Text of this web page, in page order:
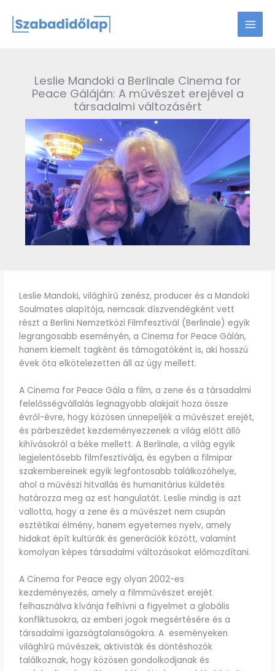
content
Leslie Mandoki a Berlinale Cinema for
Peace Gáláján: A művészet erejével a
társadalmi változásért
Leslie Mandoki, világhírű zenész, producer és a Mandoki
Soulmates alapítója, nemcsak díszvendégként vett
részt a Berlini Nemzetközi Filmfesztivál (Berlinale) egyik
legrangosabb eseményén, a Cinema for Peace Gálán,
hanem kiemelt tagként és támogatóként is, aki hosszú
évek óta elkötelezetten áll az ügy mellett.
A Cinema for Peace Gála a film, a zene és a társadalmi
felelősségvállalás legnagyobb alakjait hoza össze
évről-évre, hogy közösen ünnepeljék a művészet erejét,
és párbeszédet kezdeményezzenek a világ előtt álló
kihívásokról a béke mellett. A Berlinale, a világ egyik
legjelentősebb filmfesztiválja, és egyben a filmipar
szakembereinek egyik legfontosabb találkozóhelye,
ahol a művészi hitvallás és humanitárius küldetés
határozza meg az est hangulatát. Leslie mindig is azt
vallotta, hogy a zene és a művészet nem csupán
esztétikai élmény, hanem egyetemes nyelv, amely
hidakat épít kultúrák és generációk között, valamint
komolyan képes társadalmi változásokat előmozdítani.
A Cinema for Peace egy olyan 2002-es
kezdeményezés, amely a filmművészet erejét
felhasználva kívánja felhívni a figyelmet a globális
konfliktusokra, az emberi jogok megsértésére és a
társadalmi igazságtalanságokra. A eseményeken
világhírű művészek, aktivisták és döntéshozók
találkoznak, hogy közösen gondolkodjanak és